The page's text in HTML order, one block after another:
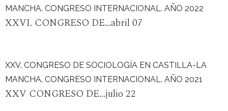
MANCHA. CONGRESO INTERNACIONAL. AÑO 2022
XXVI. CONGRESO DE...abril 07
XXV. CONGRESO DE SOCIOLOGÍA EN CASTILLA-LA
MANCHA. CONGRESO INTERNACIONAL. AÑO 2021
XXV CONGRESO DE...julio 22